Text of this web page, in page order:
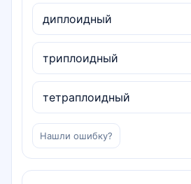
диплоидный
триплоидный
тетраплоидный
Нашли ошибку?